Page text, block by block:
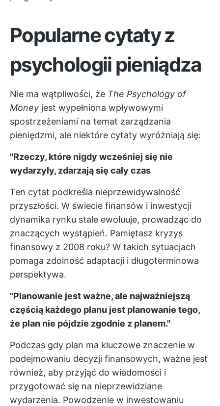
Popularne cytaty z
psychologii pieniądza
Nie ma wątpliwości, że The Psychology of
Money jest wypełniona wpływowymi
spostrzeżeniami na temat zarządzania
pieniędzmi, ale niektóre cytaty wyróżniają się:
"Rzeczy, które nigdy wcześniej się nie
wydarzyły, zdarzają się cały czas
Ten cytat podkreśla nieprzewidywalność
przyszłości. W świecie finansów i inwestycji
dynamika rynku stale ewoluuje, prowadząc do
znaczących wystąpień. Pamiętasz kryzys
finansowy z 2008 roku? W takich sytuacjach
pomaga zdolność adaptacji i długoterminowa
perspektywa.
"Planowanie jest ważne, ale najważniejszą
częścią każdego planu jest planowanie tego,
że plan nie pójdzie zgodnie z planem."
Podczas gdy plan ma kluczowe znaczenie w
podejmowaniu decyzji finansowych, ważne jest
również, aby przyjąć do wiadomości i
przygotować się na nieprzewidziane
wydarzenia. Powodzenie w inwestowaniu